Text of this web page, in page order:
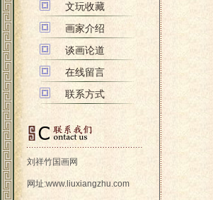
刘祥竹国画网
网址:www.liuxiangzhu.com
文玩收藏
画家介绍
谈画论道
在线留言
联系方式